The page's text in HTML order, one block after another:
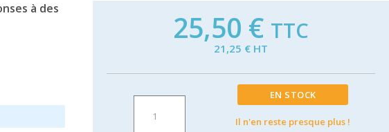
à des
25,50 € TTC
21,25 € HT
EN STOCK
Il n'en reste presque plus !